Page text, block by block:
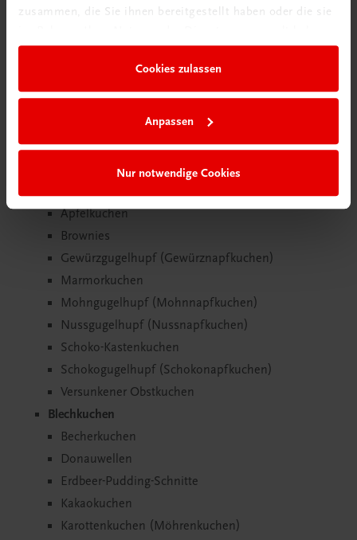
zusammen, die Sie ihnen bereitgestellt haben oder die sie
Cookies zulassen
Anpassen
Nur notwendige Cookies
In den Warenkorb
Gugelhupf und Kuchen
Apfelkuchen
Brownies
Gewürzgugelhupf (Gewürznapfkuchen)
Marmorkuchen
Mohngugelhupf (Mohnnapfkuchen)
Nussgugelhupf (Nussnapfkuchen)
Schoko-Kastenkuchen
Schokogugelhupf (Schokonapfkuchen)
Versunkener Obstkuchen
Blechkuchen
Becherkuchen
Donauwellen
Erdbeer-Pudding-Schnitte
Kakaokuchen
Karottenkuchen (Möhrenkuchen)